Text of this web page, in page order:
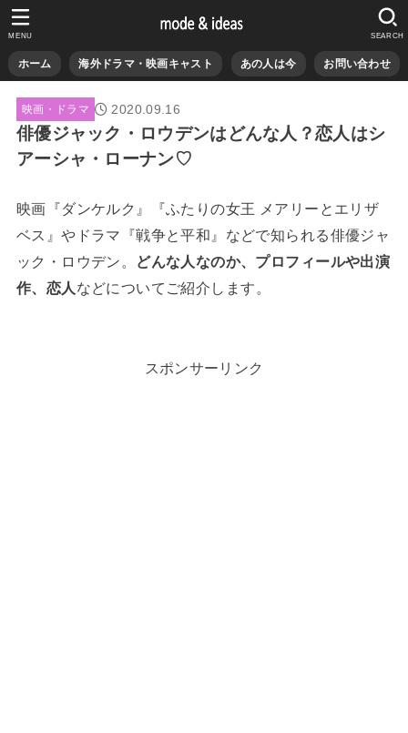
ホーム 海外ドラマ・映画キャスト あの人は今 お問い合わせ
SEARCH
MENU
映画・ドラマ 2020.09.16
俳優ジャック・ロウデンはどんな人？恋人はシ
アーシャ・ローナン♡
映画『ダンケルク』『ふたりの女王 メアリーとエリザ
ベス』やドラマ『戦争と平和』などで知られる俳優ジャ
ック・ロウデン。 どんな人なのか、プロフィールや出演
作、恋人 などについてご紹介します。
スポンサーリンク